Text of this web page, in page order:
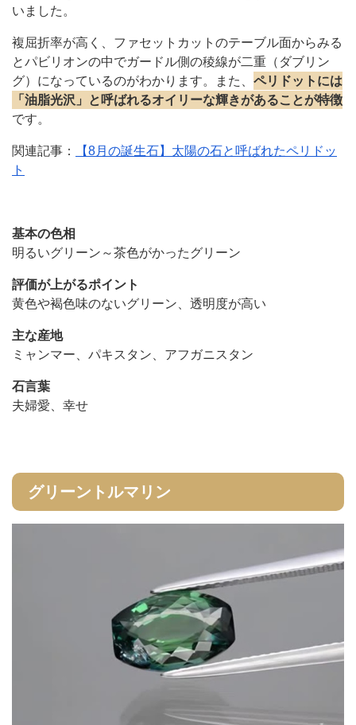
いました。
複屈折率が高く、ファセットカットのテーブル面からみる
とパビリオンの中でガードル側の稜線が二重（ダブリン
グ）になっているのがわかります。また、 ペリドットには
「油脂光沢」と呼ばれるオイリーな輝きがあることが特徴
です。
関連記事：
【8月の誕生石】太陽の石と呼ばれたペリドッ
ト
基本の色相
明るいグリーン～茶色がかったグリーン
評価が上がるポイント
黄色や褐色味のないグリーン、透明度が高い
主な産地
ミャンマー、パキスタン、アフガニスタン
石言葉
夫婦愛、幸せ
グリーントルマリン